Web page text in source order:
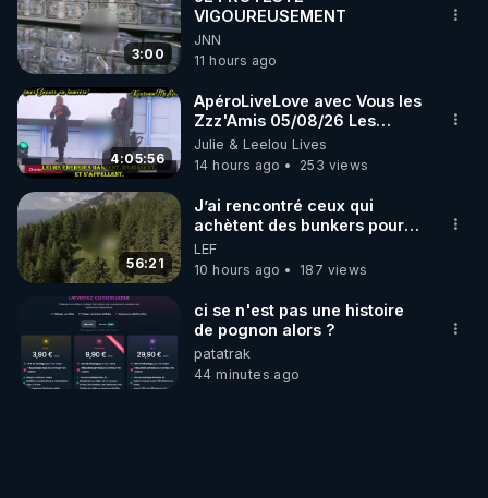
arnaque parce que ma
gratuits. Je préfère la voir
mourir que de voir mes
CrowdBunker s'est tiré une
balle dans le pied sans nos
chaines CrowdBunker n'est
plus rien. Migrez vers les
Odysee, et Tik-Tok", je vous
mettrai les liens en
commentaires. Bisous la
famille.
3:00
VIGOUREUSEMENT
JNN
11 hours ago
4:05:56
ApéroLiveLove avec Vous les
Zzz'Amis 05/08/26 Les
Zzz'Infos Bonheur de Leelou
Julie & Leelou Lives
14 hours ago
253 views
56:21
J’ai rencontré ceux qui
achètent des bunkers pour
survivre à la fin du monde
LEF
10 hours ago
187 views
ci se n'est pas une histoire
de pognon alors ?
patatrak
44 minutes ago